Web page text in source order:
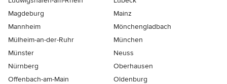
Magdeburg
Mainz
Mannheim
Mönchen­gladbach
Mülheim-an-der-Ruhr
München
Münster
Neuss
Nürnberg
Oberhausen
Offenbach-am-Main
Oldenburg